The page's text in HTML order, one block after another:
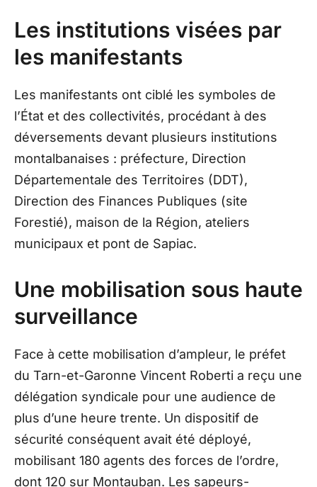
Les institutions visées par
les manifestants
Les manifestants ont ciblé les symboles de
l’État et des collectivités, procédant à des
déversements devant plusieurs institutions
montalbanaises : préfecture, Direction
Départementale des Territoires (DDT),
Direction des Finances Publiques (site
Forestié), maison de la Région, ateliers
municipaux et pont de Sapiac.
Une mobilisation sous haute
surveillance
Face à cette mobilisation d’ampleur, le préfet
du Tarn-et-Garonne Vincent Roberti a reçu une
délégation syndicale pour une audience de
plus d’une heure trente. Un dispositif de
sécurité conséquent avait été déployé,
mobilisant 180 agents des forces de l’ordre,
dont 120 sur Montauban. Les sapeurs-